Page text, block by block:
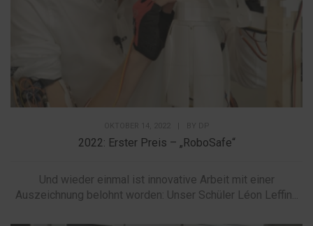
2022: Erster Preis – „RoboSafe“
Und wieder einmal ist innovative Arbeit mit einer
Auszeichnung belohnt worden: Unser Schüler Léon Leffin...